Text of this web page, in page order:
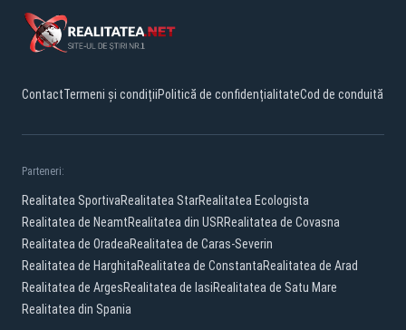
ContactTermeni și condițiiPolitică de confidențialitateCod de conduită
Parteneri:
Realitatea SportivaRealitatea StarRealitatea Ecologista
Realitatea de NeamtRealitatea din USRRealitatea de Covasna
Realitatea de OradeaRealitatea de Caras-Severin
Realitatea de HarghitaRealitatea de ConstantaRealitatea de Arad
Realitatea de ArgesRealitatea de IasiRealitatea de Satu Mare
Realitatea din Spania